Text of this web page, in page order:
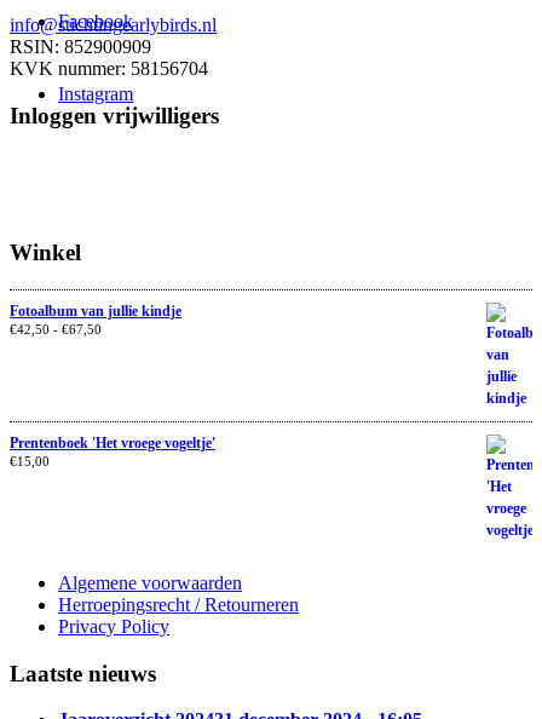
Facebook
Instagram
info@stichtingearlybirds.nl
RSIN: 852900909
KVK nummer: 58156704
Inloggen vrijwilligers
Winkel
Fotoalbum van jullie kindje
€42,50 - €67,50
Prentenboek 'Het vroege vogeltje'
€15,00
Algemene voorwaarden
Herroepingsrecht / Retourneren
Privacy Policy
Laatste nieuws